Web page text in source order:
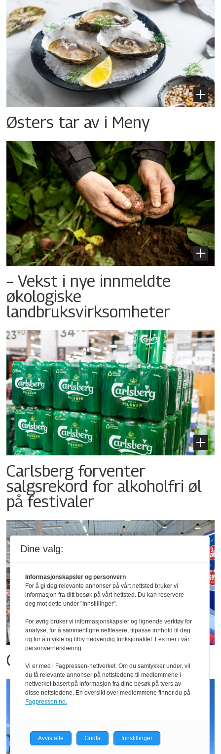
Østers tar av i Meny
– Vekst i nye innmeldte
økologiske
landbruksvirksomheter
Carlsberg forventer
salgsrekord for alkoholfri øl
på festivaler
Obs fosser fortsatt frem
Dine valg:
Informasjonskapsler og personvern
For å gi deg relevante annonser på vårt nettsted bruker vi
informasjon fra ditt besøk på vårt nettsted. Du kan reservere
deg mot dette under "Innstillinger".
For øvrig bruker vi informasjonskapsler og lignende verktøy for
analyse, for å sammenligne nettlesere, tilpasse innhold til deg
og for å utvikle og tilby nødvendig funksjonalitet. Les mer i vår
personvernerklæring.
Vi er med i Fagpressen-nettverket. Om du samtykker under, vil
du få relevante annonser på nettstedene til medlemmene i
nettverket basert på informasjon fra dine besøk på tvers av
disse nettstedene. En oversikt over medlemmene finner du på
Fagpressen.no.
Avvis alle Godta Innstillinger